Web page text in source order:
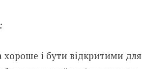
і бути відкритими для